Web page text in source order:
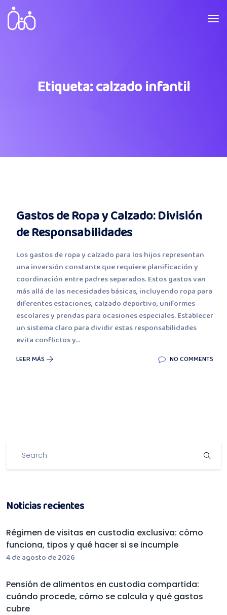
Etiqueta:calzado infantil
Gastos de Ropa y Calzado: División
de Responsabilidades
Los gastos de ropa y calzado para los hijos representan
una inversión constante que requiere planificación y
coordinación entre padres separados. Estos gastos van
más allá de las necesidades básicas, incluyendo ropa para
diferentes estaciones, calzado deportivo, uniformes
escolares y prendas para ocasiones especiales. Establecer
un sistema claro para dividir estas responsabilidades
evita conflictos y...
LEER MÁS NO COMMENTS
Noticias recientes
Régimen de visitas en custodia exclusiva: cómo
funciona, tipos y qué hacer si se incumple
4 de agosto de 2026
Pensión de alimentos en custodia compartida:
cuándo procede, cómo se calcula y qué gastos
cubre